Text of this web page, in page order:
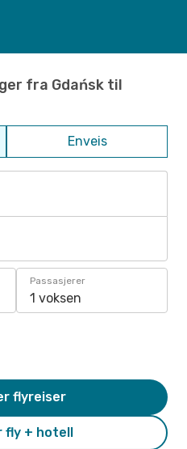
fra Gdańsk til
Enveis
Passasjerer
1 voksen
fly + hotell
flyreiser